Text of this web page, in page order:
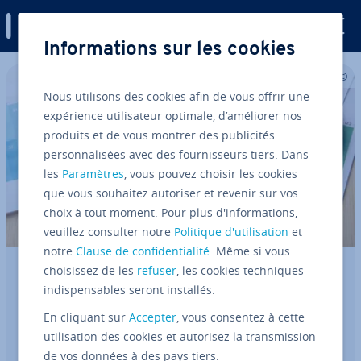
Aller au contenu principal
Comment optimiser une campagne
PMax ?
Les campagnes PMax de Google Ads re­grou­pent
tous les canaux Google dans un format fortement
Informations sur les cookies
Nous utilisons des cookies afin de vous offrir une
expérience utilisateur optimale, d’améliorer nos
produits et de vous montrer des publicités
personnalisées avec des fournisseurs tiers. Dans
les Paramètres, vous pouvez choisir les cookies
que vous souhaitez autoriser et revenir sur vos
choix à tout moment. Pour plus d'informations,
veuillez consulter notre Politique d'utilisation et
notreClause de confidentialité. Même si vous
choisissez de les refuser, les cookies techniques
indispensables seront installés.
En cliquant surAccepter, vous consentez à cette
utilisation des cookies et autorisez la transmission
de vos données à des pays tiers.